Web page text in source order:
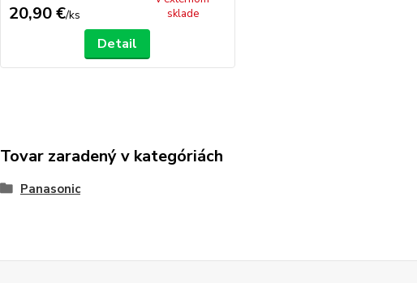
20,90 €/ks
sklade
Detail
Tovar zaradený v kategóriách
Panasonic